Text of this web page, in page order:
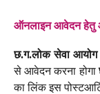
ऑनलाइन आवेदन हेतु
छ.ग.लोक सेवा
से आवेदन करना होगा
का लिंक इस